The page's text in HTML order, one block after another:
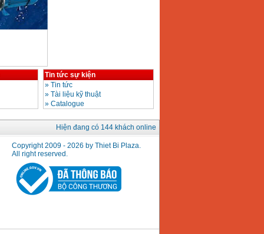
Tin tức sự kiện
» Tin tức
» Tài liệu kỹ thuật
» Catalogue
Hiện đang có 144 khách online
Copyright 2009 - 2026 by Thiet Bi Plaza.
All right reserved.